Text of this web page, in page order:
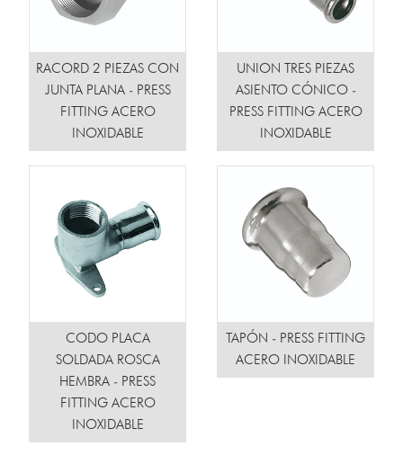
RACORD 2 PIEZAS CON
JUNTA PLANA - PRESS
FITTING ACERO
INOXIDABLE
UNION TRES PIEZAS
ASIENTO CÓNICO -
PRESS FITTING ACERO
INOXIDABLE
CODO PLACA
SOLDADA ROSCA
HEMBRA - PRESS
FITTING ACERO
INOXIDABLE
TAPÓN - PRESS FITTING
ACERO INOXIDABLE